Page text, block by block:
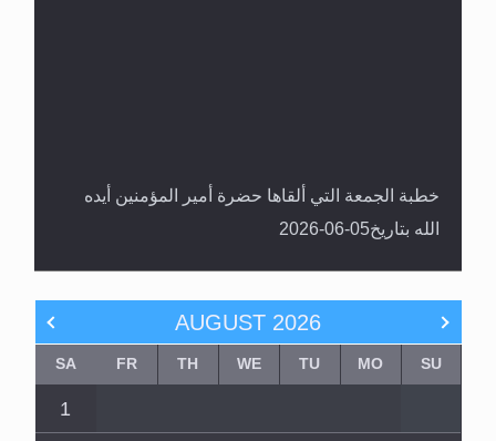
خطبة الجمعة التي ألقاها حضرة أمير المؤمنين أيده
الله بتاريخ05-06-2026
AUGUST 2026
SU
MO
TU
WE
TH
FR
SA
1